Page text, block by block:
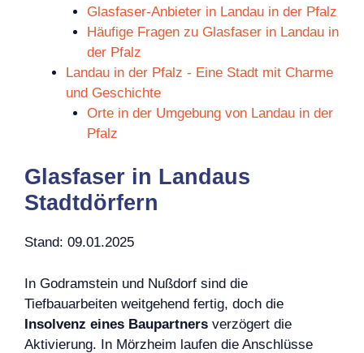
Glasfaser-Anbieter in Landau in der Pfalz
Häufige Fragen zu Glasfaser in Landau in
der Pfalz
Landau in der Pfalz - Eine Stadt mit Charme
und Geschichte
Orte in der Umgebung von Landau in der
Pfalz
Glasfaser in Landaus
Stadtdörfern
Stand: 09.01.2025
In Godramstein und Nußdorf sind die
Tiefbauarbeiten weitgehend fertig, doch die
Insolvenz eines Baupartners verzögert die
Aktivierung. In Mörzheim laufen die Anschlüsse